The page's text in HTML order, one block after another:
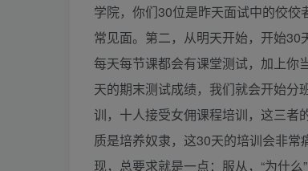
学院，你们30位是昨天面试中的佼
常见面。第二，从明天开始，开始30
每天每节课都会有课堂测试，加上你
天的期末测试成绩，我们就会开始分
训，十人接受女佣课程培训，这三者
质是培养奴隶，这30天的培训会非
现，总要求就是一点：服从，“为什